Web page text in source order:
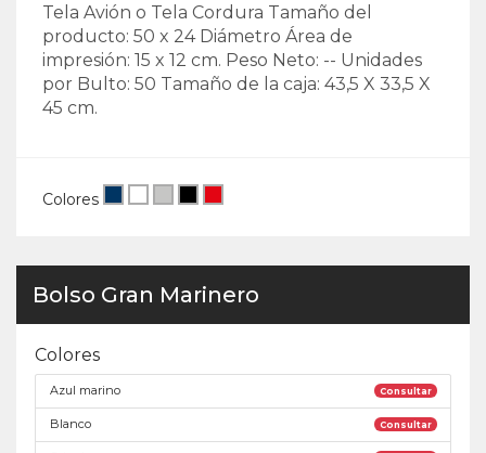
Tela Avión o Tela Cordura Tamaño del
producto: 50 x 24 Diámetro Área de
impresión: 15 x 12 cm. Peso Neto: -- Unidades
por Bulto: 50 Tamaño de la caja: 43,5 X 33,5 X
45 cm.
Colores
Bolso Gran Marinero
Colores
Azul marino Consultar
Blanco Consultar